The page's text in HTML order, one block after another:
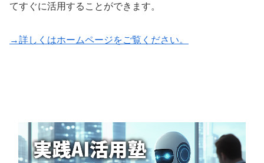
てすぐに活用することができます。
→詳しくはホームページをご覧ください。